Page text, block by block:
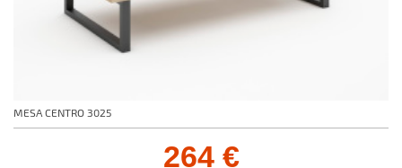
MESA CENTRO 3025
264 €